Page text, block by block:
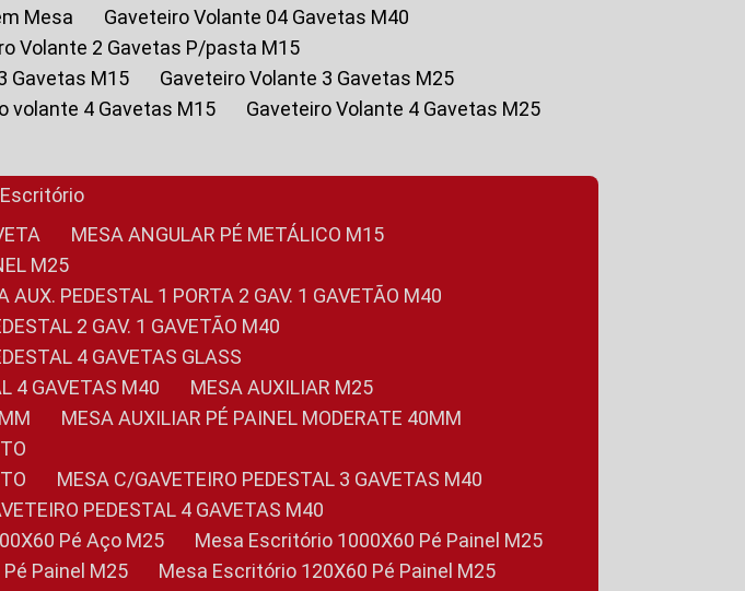
Mesa
Gaveteiro Volante 04 Gavetas M40
Volante 2 Gavetas P/pasta M15
Gavetas M15
Gaveteiro Volante 3 Gavetas M25
volante 4 Gavetas M15
Gaveteiro Volante 4 Gavetas M25
Escritório
MESA ANGULAR PÉ METÁLICO M15
M25
AUX. PEDESTAL 1 PORTA 2 GAV. 1 GAVETÃO M40
2 GAV. 1 GAVETÃO M40
4 GAVETAS GLASS
4 GAVETAS M40
MESA AUXILIAR M25
MESA AUXILIAR PÉ PAINEL MODERATE 40MM
MESA C/GAVETEIRO PEDESTAL 3 GAVETAS M40
PEDESTAL 4 GAVETAS M40
Pé Aço M25
Mesa Escritório 1000X60 Pé Painel M25
Pé Painel M25
Mesa Escritório 120X60 Pé Painel M25